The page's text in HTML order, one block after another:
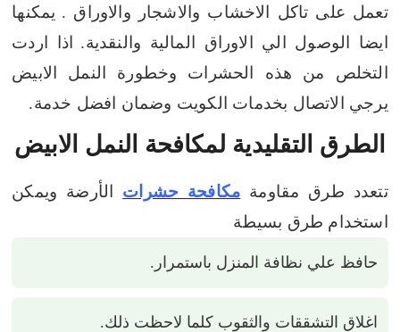
تعمل على تاكل الاخشاب والاشجار والاوراق . يمكنها
ايضا الوصول الي الاوراق المالية والنقدية. اذا اردت
التخلص من هذه الحشرات وخطورة النمل الابيض
يرجي الاتصال بخدمات الكويت وضمان افضل خدمة.
الطرق التقليدية لمكافحة النمل الابيض
تتعدد طرق مقاومة مكافحة حشرات الأرضة ويمكن
استخدام طرق بسيطة
حافظ علي نظافة المنزل باستمرار.
اغلاق التشققات والثقوب كلما لاحظت ذلك.